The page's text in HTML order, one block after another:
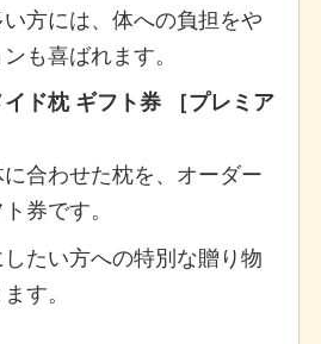
方には、体への負担をや
も喜ばれます。
ド枕 ギフト券 ［プレミア
合わせた枕を、オーダー
券です。
たい方への特別な贈り物
す。